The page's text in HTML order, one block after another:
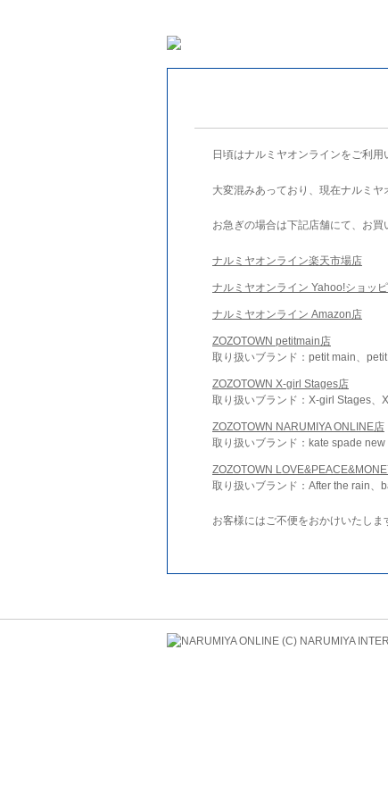
日頃はナルミヤオンラインをご利用
大変混みあっており、現在ナルミヤ
お急ぎの場合は下記店舗にて、お買
ナルミヤオンライン楽天市場店
ナルミヤオンライン Yahoo!ショッ
ナルミヤオンライン Amazon店
ZOZOTOWN petitmain店
取り扱いブランド：petit main、
ZOZOTOWN X-girl Stages店
取り扱いブランド：X-girl Stages、
ZOZOTOWN NARUMIYA ONLINE店
取り扱いブランド：kate spade
ZOZOTOWN
取り扱いブランド：After the rain、
お客様にはご不便をおかけいたしま